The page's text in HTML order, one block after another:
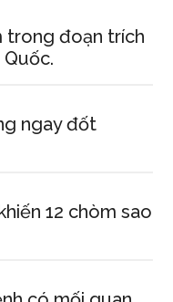
trong đoạn trích
ngay đốt
12 chòm sao